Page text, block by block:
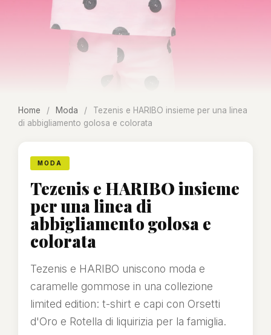
Home / Moda /
Tezenis e HARIBO insieme per una linea
di abbigliamento golosa e colorata
MODA
Tezenis e HARIBO insieme
per una linea di
abbigliamento golosa e
colorata
Tezenis e HARIBO uniscono moda e
caramelle gommose in una collezione
limited edition: t-shirt e capi con Orsetti
d'Oro e Rotella di liquirizia per la famiglia.